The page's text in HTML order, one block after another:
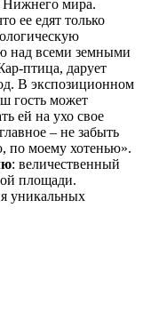
Нижнего мира.
ее едят только
над всеми земными
птица, дарует
В экспозиционном
гость может
ей на ухо свое
– не забыть
по моему хотенью».
: величественный
площади.
уникальных